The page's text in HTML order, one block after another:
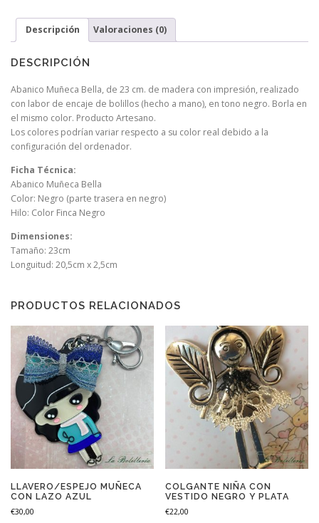
Descripción Valoraciones (0)
DESCRIPCIÓN
Abanico Muñeca Bella, de 23 cm. de madera con impresión, realizado
con labor de encaje de bolillos (hecho a mano), en tono negro. Borla en
el mismo color. Producto Artesano.
Los colores podrían variar respecto a su color real debido a la
configuración del ordenador.
Ficha Técnica:
Abanico Muñeca Bella
Color: Negro (parte trasera en negro)
Hilo: Color Finca Negro
Dimensiones:
Tamaño: 23cm
Longuitud: 20,5cm x 2,5cm
PRODUCTOS RELACIONADOS
LLAVERO/ESPEJO MUÑECA
CON LAZO AZUL
€30,00
COLGANTE NIÑA CON
VESTIDO NEGRO Y PLATA
€22,00